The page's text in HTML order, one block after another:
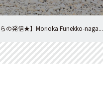
らの発信★】Morioka Funekko-naga...